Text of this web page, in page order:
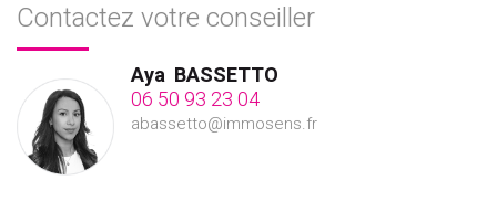
Contactez votre conseiller
Aya BASSETTO
06 50 93 23 04
abassetto@immosens.fr